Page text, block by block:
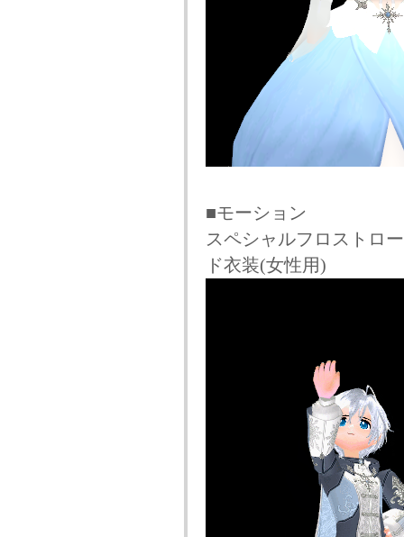
■モーション
スペシャルフロストロ
ド衣装(女性用)